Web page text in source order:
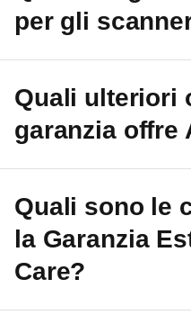
per gli
Quali ulteriori
garanzia offre
Quali sono le
la Garanzia
Care?